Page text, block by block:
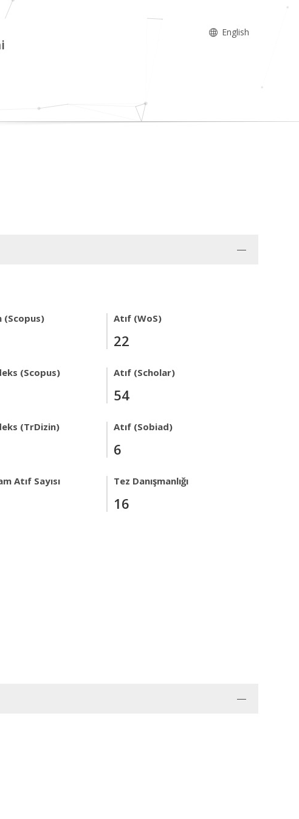
English
(Scopus) Atıf (WoS)
22
(Scopus) Atıf (Scholar)
54
(TrDizin) Atıf (Sobiad)
6
Atıf Sayısı Tez Danışmanlığı
16